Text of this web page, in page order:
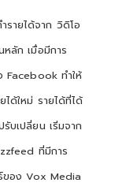
ายได้จาก วิดิโอ
ลัก เมื่อมีการ
Facebook ทำให้
ได้ใหม่ รายได้ที่ได้
บเปลี่ยน เริ่มจาก
ที่มีการ
ของ Vox Media